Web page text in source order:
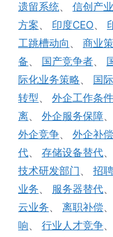
遗留系统、 信创产业
方案、 印度CEO、
工跳槽动向 、 商业
备、 国产竞争者、
际化业务策略、 国
转型、 外企工作条件
离、 外企服务保障、
外企竞争、 外企补偿
代、 存储设备替代、
技术研发部门 、 招
业务、 服务器替代、
云业务、 离职补偿、
响、 行业人才竞争、